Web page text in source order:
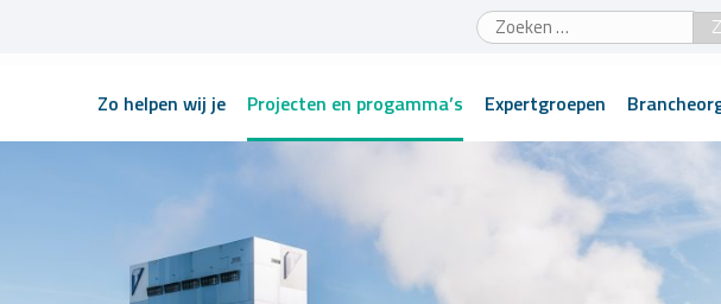
Zoeken
Zo helpen wij je Projecten en progamma’s Expertgroepen